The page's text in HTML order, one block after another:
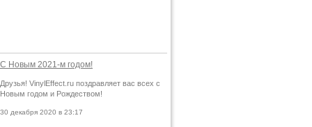
С Новым 2021-м годом!
Друзья! VinylEffect.ru поздравляет вас всех с
Новым годом и Рождеством!
30 декабря 2020 в 23:17